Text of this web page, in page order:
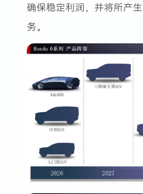
确保稳定利润，并将所产
务。